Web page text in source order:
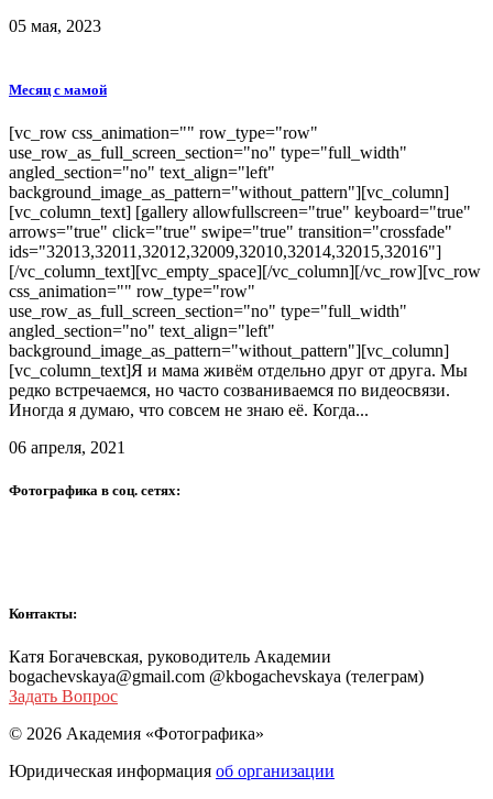
05 мая, 2023
Месяц с мамой
[vc_row css_animation="" row_type="row"
use_row_as_full_screen_section="no" type="full_width"
angled_section="no" text_align="left"
background_image_as_pattern="without_pattern"][vc_column]
[vc_column_text] [gallery allowfullscreen="true" keyboard="true"
arrows="true" click="true" swipe="true" transition="crossfade"
ids="32013,32011,32012,32009,32010,32014,32015,32016"]
[/vc_column_text][vc_empty_space][/vc_column][/vc_row][vc_row
css_animation="" row_type="row"
use_row_as_full_screen_section="no" type="full_width"
angled_section="no" text_align="left"
background_image_as_pattern="without_pattern"][vc_column]
[vc_column_text]Я и мама живём отдельно друг от друга. Мы
редко встречаемся, но часто созваниваемся по видеосвязи.
Иногда я думаю, что совсем не знаю её. Когда...
06 апреля, 2021
Фотографика в соц. сетях:
Контакты:
Катя Богачевская, руководитель Академии
bogachevskaya@gmail.com @kbogachevskaya (телеграм)
Задать Вопрос
© 2026 Академия «Фотографика»
Юридическая информация об организации